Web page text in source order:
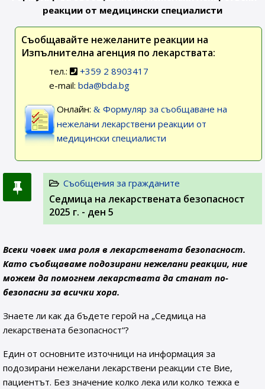
реакции от медицински специалисти
Съобщавайте нежеланите реакции на
Изпълнителна агенция по лекарствата:
тел.:
+359 2 8903417
e-mail: bda@bda.bg
Онлайн:
Формуляр за съобщаване на
нежелани лекарствени реакции от
медицински специалисти
Съобщения за гражданите
Седмица на лекарствената безопасност
2025 г. - ден 5
Всеки човек има роля в лекарствената безопасност.
Като съобщаваме подозирани нежелани реакции, ние
можем да помогнем лекарствата да станат по-
безопасни за всички хора.
Знаете ли как да бъдете герой на „Седмица на
лекарствената безопасност“?
Един от основните източници на информация за
подозирани нежелани лекарствени реакции сте Вие,
пациентът. Без значение колко лека или колко тежка е